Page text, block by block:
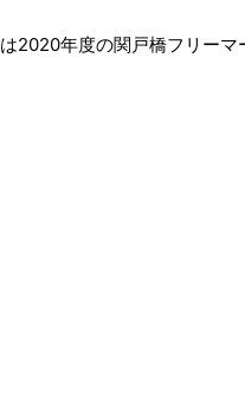
2020年度の関戸橋フリーマ